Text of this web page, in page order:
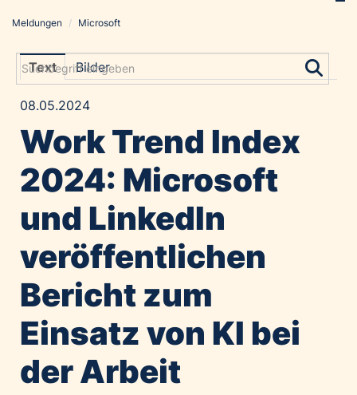
Grayling Agentur
Alawyer
Amadeus Austrian Music Awards
Bolt
Constantia Flexibles
Costa Kreuzfahrten
Emirates
Expo 2025 Osaka
GE HealthCare
Home of Work
Huawei Consumer Business Group
Meldungen / Microsoft
Text Bilder
08.05.2024
Work Trend Index
2024: Microsoft
und LinkedIn
veröffentlichen
Bericht zum
Einsatz von KI bei
der Arbeit